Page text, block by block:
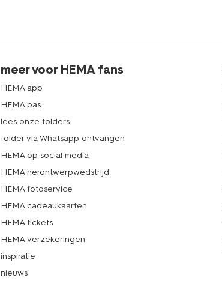
meer voor HEMA fans
HEMA app
HEMA pas
lees onze folders
folder via Whatsapp ontvangen
HEMA op social media
HEMA herontwerpwedstrijd
HEMA fotoservice
HEMA cadeaukaarten
HEMA tickets
HEMA verzekeringen
inspiratie
nieuws